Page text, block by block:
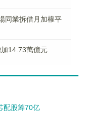
同業拆借月加權平
14.73萬億元
配股筹70亿